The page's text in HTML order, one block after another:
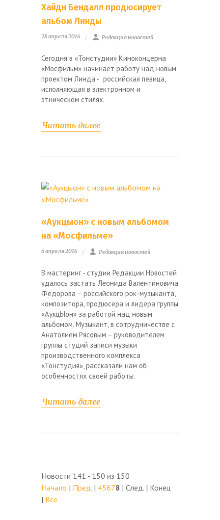
Хайдн Бендалл продюсирует
альбом Линды
28 апреля 2016 Редакция новостей
Сегодня в «Тонстудии» Киноконцерна
«Мосфильм» начинает работу над новым
проектом Линда - российская певица,
исполняющая в электронном и
этническом стилях.
Читать далее
«Аукцыон» с новым альбомом
на «Мосфильме»
6 апреля 2016 Редакция новостей
В мастеринг - студии Редакции Новостей
удалось застать Леонида Валентиновича
Фёдорова – российского рок-музыканта,
композитора, продюсера и лидера группы
«АукцЫон» за работой над новым
альбомом. Музыкант, в сотрудничестве с
Анатолием Рясовым – руководителем
группы студий записи музыки
производственного комплекса
«Тонстудия», рассказали нам об
особенностях своей работы.
Читать далее
Новости 141 - 150 из 150
Начало | Пред. | 45678 | След. | Конец
| Все